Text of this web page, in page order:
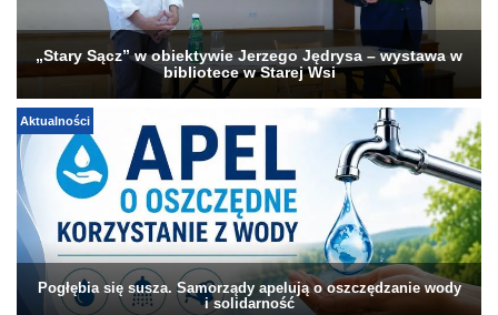
„Stary Sącz” w obiektywie Jerzego Jędrysa – wystawa w
bibliotece w Starej Wsi
Aktualności
Pogłębia się susza. Samorządy apelują o oszczędzanie wody
i solidarność